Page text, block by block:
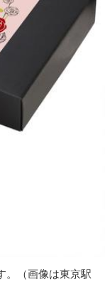
。（画像は東京駅